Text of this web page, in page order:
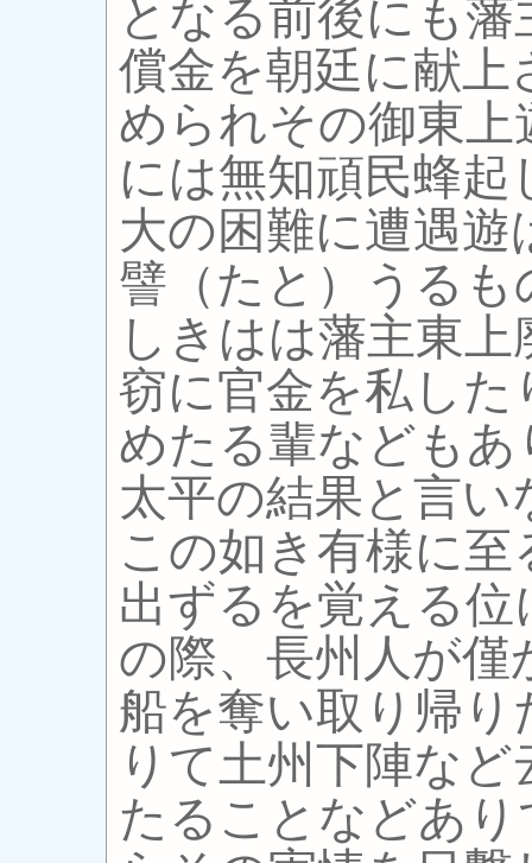
となる前後にも
償金を朝廷に献上
められその御東
には無知頑民蜂
大の困難に遭遇
譬（たと）うる
しきはは藩主東
窃に官金を私し
めたる輩なども
太平の結果と言
この如き有様に
出ずるを覚える
の際、長州人が
船を奪い取り帰
りて土州下陣な
たることなどあ